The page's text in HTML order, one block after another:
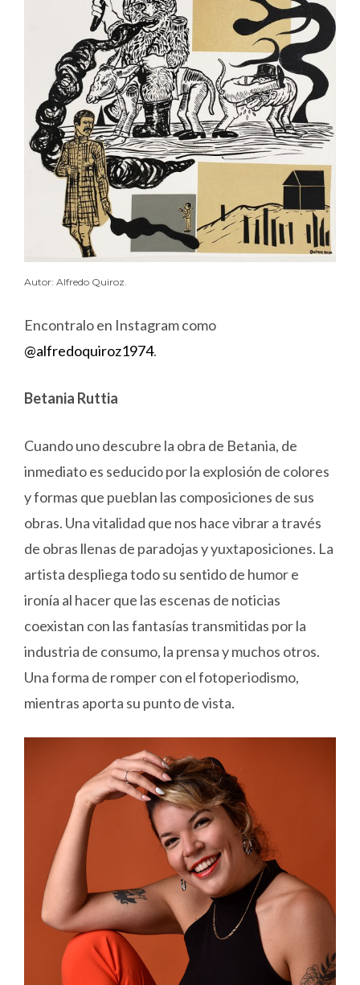
Autor: Alfredo Quiroz.
Encontralo en Instagram como
@alfredoquiroz1974.
Betania Ruttia
Cuando uno descubre la obra de Betania, de
inmediato es seducido por la explosión de colores
y formas que pueblan las composiciones de sus
obras. Una vitalidad que nos hace vibrar a través
de obras llenas de paradojas y yuxtaposiciones. La
artista despliega todo su sentido de humor e
ironía al hacer que las escenas de noticias
coexistan con las fantasías transmitidas por la
industria de consumo, la prensa y muchos otros.
Una forma de romper con el fotoperiodismo,
mientras aporta su punto de vista.